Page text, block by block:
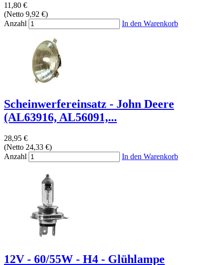
11,80 €
(Netto 9,92 €)
Anzahl
In den Warenkorb
Scheinwerfereinsatz - John Deere
(AL63916, AL56091,...
28,95 €
(Netto 24,33 €)
Anzahl
In den Warenkorb
12V - 60/55W - H4 - Glühlampe